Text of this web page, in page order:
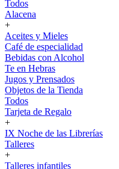
Todos
Alacena
+
Aceites y Mieles
Café de especialidad
Bebidas con Alcohol
Te en Hebras
Jugos y Prensados
Objetos de la Tienda
Todos
Tarjeta de Regalo
+
IX Noche de las Librerías
Talleres
+
Talleres infantiles